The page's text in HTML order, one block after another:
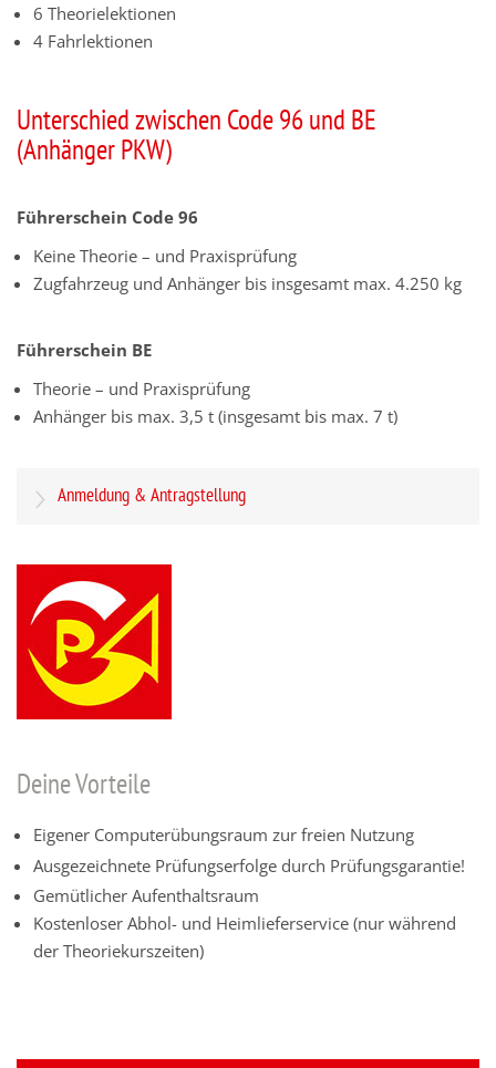
6 Theorielektionen
4 Fahrlektionen
Unterschied zwischen Code 96 und BE
(Anhänger PKW)
Führerschein Code 96
Keine Theorie – und Praxisprüfung
Zugfahrzeug und Anhänger bis insgesamt max. 4.250 kg
Führerschein BE
Theorie – und Praxisprüfung
Anhänger bis max. 3,5 t (insgesamt bis max. 7 t)
Anmeldung & Antragstellung
Deine Vorteile
Eigener Computerübungsraum zur freien Nutzung
Ausgezeichnete Prüfungserfolge durch Prüfungsgarantie!
Gemütlicher Aufenthaltsraum
Kostenloser Abhol- und Heimlieferservice (nur während
der Theoriekurszeiten)